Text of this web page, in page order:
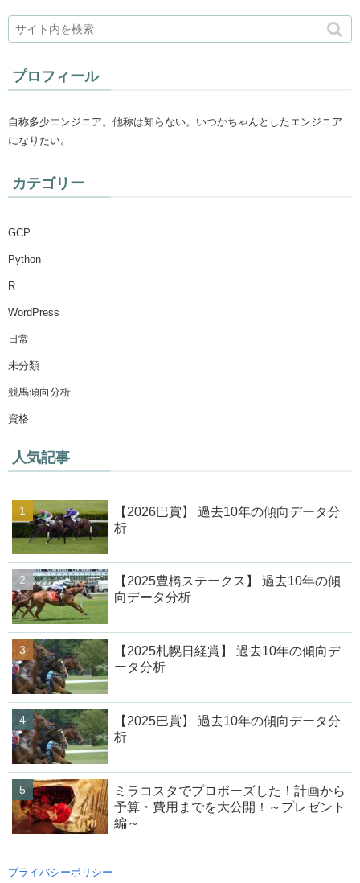
プロフィール
自称多少エンジニア。他称は知らない。いつかちゃんとしたエンジニア
になりたい。
カテゴリー
GCP
Python
R
WordPress
日常
未分類
競馬傾向分析
資格
人気記事
【2026巴賞】 過去10年の傾向データ分
析
【2025豊橋ステークス】 過去10年の傾
向データ分析
【2025札幌日経賞】 過去10年の傾向デ
ータ分析
【2025巴賞】 過去10年の傾向データ分
析
ミラコスタでプロポーズした！計画から
予算・費用までを大公開！～プレゼント
編～
プライバシーポリシー